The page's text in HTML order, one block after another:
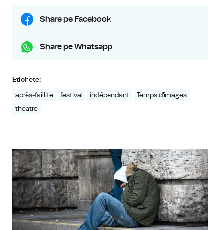
Share pe Facebook
Share pe Whatsapp
Etichete:
après-faillite festival indépendant
Temps d'images
theatre